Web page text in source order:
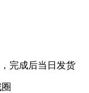
，完成后当日发货